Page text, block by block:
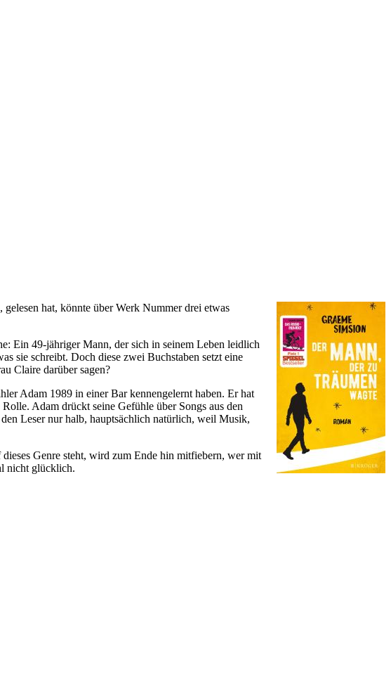
hat, könnte über Werk Nummer drei etwas
Ein 49-jähriger Mann, der sich in seinem Leben leidlich
sie schreibt. Doch diese zwei Buchstaben setzt eine
Claire darüber sagen?
Adam 1989 in einer Bar kennengelernt haben. Er hat
Adam drückt seine Gefühle über Songs aus den
Leser nur halb, hauptsächlich natürlich, weil Musik,
Genre steht, wird zum Ende hin mitfiebern, wer mit
nicht glücklich.